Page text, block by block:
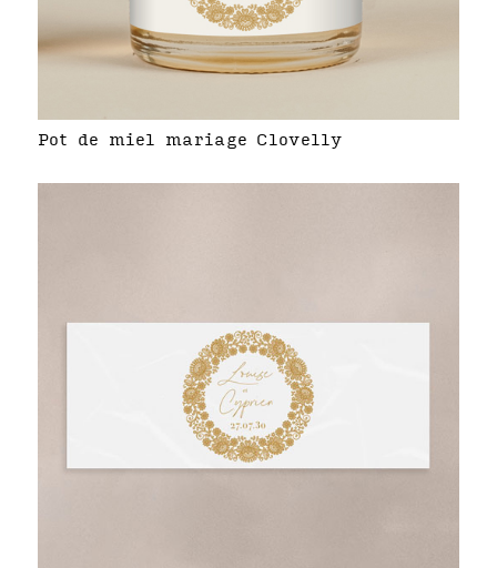
Pot de miel mariage Clovelly